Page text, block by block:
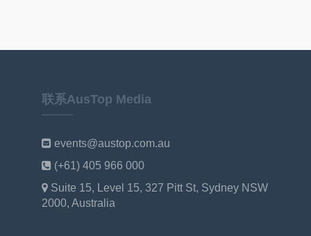
联系AusTop Media
events@austop.com.au
(+61) 405 966 000
Suite 15, Level 15, 327 Pitt St, Sydney NSW
2000, Australia